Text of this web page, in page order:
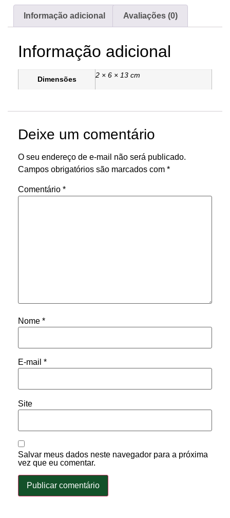
Informação adicional Avaliações (0)
Informação adicional
Dimensões 2 × 6 × 13 cm
Deixe um comentário
O seu endereço de e-mail não será publicado.
Campos obrigatórios são marcados com *
Comentário *
Nome *
E-mail *
Site
Salvar meus dados neste navegador para a próxima
vez que eu comentar.